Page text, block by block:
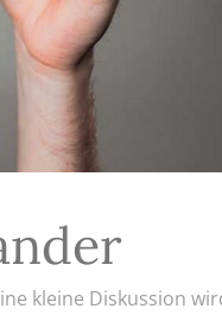
kleine Diskussion